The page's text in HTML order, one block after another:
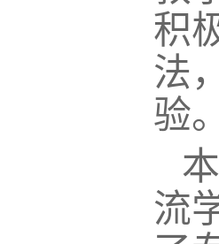
积
法
验。
流